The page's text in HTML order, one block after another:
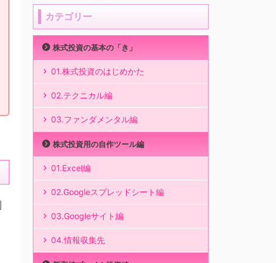
カテゴリー
株式投資の基本の「き」
01.株式投資のはじめかた
02.テクニカル編
03.ファンダメンタル編
株式投資用の自作ツール編
01.Excel編
02.Googleスプレッドシート編
03.Googleサイト編
04.情報収集先